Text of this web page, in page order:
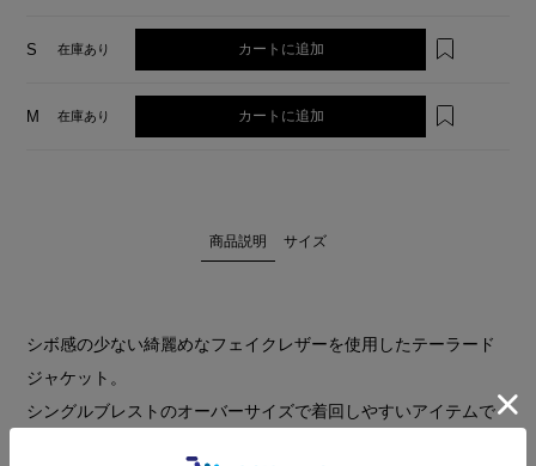
S 在庫あり カートに追加
M 在庫あり カートに追加
商品説明 サイズ
シボ感の少ない綺麗めなフェイクレザーを使用したテーラード
ジャケット。
シングルブレストのオーバーサイズで着回しやすいアイテムで